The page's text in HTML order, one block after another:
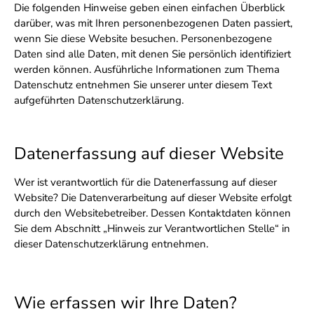
Die folgenden Hinweise geben einen einfachen Überblick
darüber, was mit Ihren personenbezogenen Daten passiert,
wenn Sie diese Website besuchen. Personenbezogene
Daten sind alle Daten, mit denen Sie persönlich identifiziert
werden können. Ausführliche Informationen zum Thema
Datenschutz entnehmen Sie unserer unter diesem Text
aufgeführten Datenschutzerklärung.
Datenerfassung auf dieser Website
Wer ist verantwortlich für die Datenerfassung auf dieser
Website? Die Datenverarbeitung auf dieser Website erfolgt
durch den Websitebetreiber. Dessen Kontaktdaten können
Sie dem Abschnitt „Hinweis zur Verantwortlichen Stelle“ in
dieser Datenschutzerklärung entnehmen.
Wie erfassen wir Ihre Daten?